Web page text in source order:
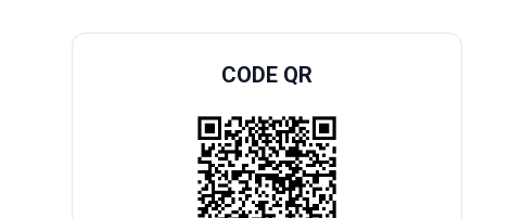
CODE QR